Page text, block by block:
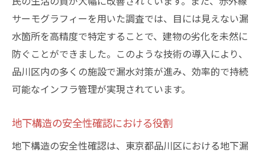
サーモグラフィーを用いた調査では、目には見えない漏
水箇所を高精度で特定することで、建物の劣化を未然に
防ぐことができました。このような技術の導入により、
品川区内の多くの施設で漏水対策が進み、効率的で持続
可能なインフラ管理が実現されています。
地下構造の安全性確認における役割
地下構造の安全性確認は、東京都品川区における地下漏